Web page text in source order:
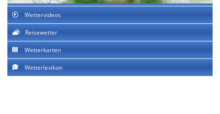
Wettervideos
Reisewetter
Wetterkarten
Wetterlexikon